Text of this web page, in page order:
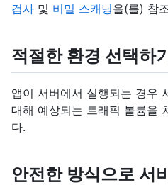
검사 및 비밀 스캐닝을(를) 참
적절한 환경 선택하기
앱이 서버에서 실행되는 경우
대해 예상되는 트래픽 볼륨을
다.
안전한 방식으로 서